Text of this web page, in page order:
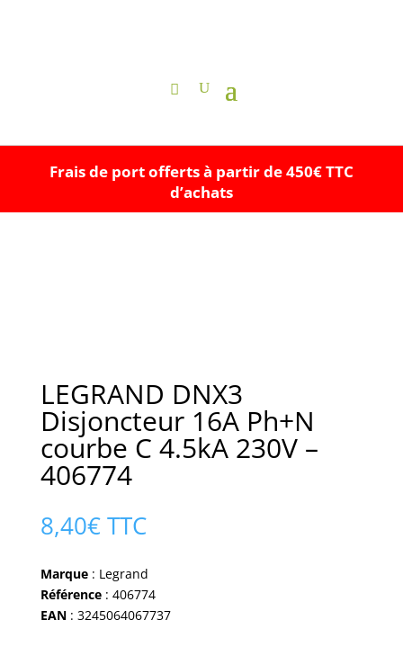
Frais de port offerts à partir de 450€ TTC
d’achats
LEGRAND DNX3
Disjoncteur 16A Ph+N
courbe C 4.5kA 230V –
406774
8,40€ TTC
Marque: Legrand
Référence: 406774
EAN: 3245064067737